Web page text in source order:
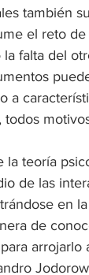
también
el reto
falta del
a
todos
la teoría
de las
en
de
arrojarlo